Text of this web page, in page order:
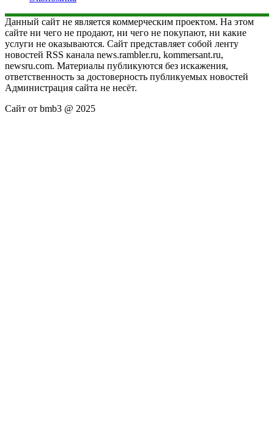
Данный сайт не является коммерческим проектом. На этом
сайте ни чего не продают, ни чего не покупают, ни какие
услуги не оказываются. Сайт представляет собой ленту
новостей RSS канала news.rambler.ru, kommersant.ru,
newsru.com. Материалы публикуются без искажения,
ответственность за достоверность публикуемых новостей
Администрация сайта не несёт.
Сайт от bmb3 @ 2025